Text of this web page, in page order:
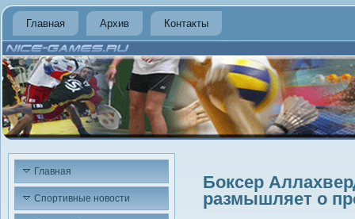
Главная Архив Контакты
Главная
Спортивные новости
Боксер
размышляет о